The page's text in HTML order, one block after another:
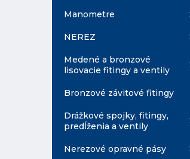
Manometre
NEREZ
Medené a bronzové
lisovacie fitingy a ventily
Bronzové závitové fitingy
Drážkové spojky, fitingy,
predĺženia a ventily
Nerezové opravné pásy